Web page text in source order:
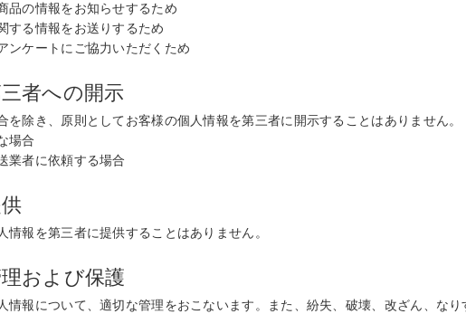
品の情報をお知らせするため
する情報をお送りするため
ンケートにご協力いただくため
者への開示
を除き、原則としてお客様の個人情報を第三者に開示することはありません。
場合
業者に依頼する場合
情報を第三者に提供することはありません。
および保護
情報について、適切な管理をおこないます。また、紛失、破壊、改ざん、な